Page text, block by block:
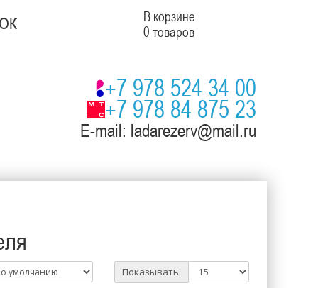
В корзине
0 товаров
+7 978 524 34 00
+7 978 84 875 23
E-mail: ladarezerv@mail.ru
Показывать: